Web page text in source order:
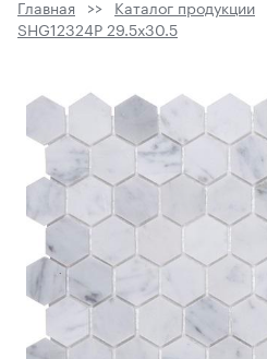
Главная Каталог продукции
SHG12324P 29.5х30.5